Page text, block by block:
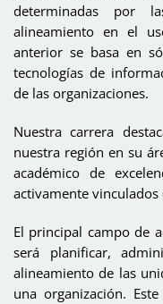
determinadas por
alineamiento en el
anterior se basa en
tecnologías de
de las organizaciones.
Nuestra carrera
nuestra región en su
académico de
activamente
El principal campo de
será planificar,
alineamiento de las
una organización.